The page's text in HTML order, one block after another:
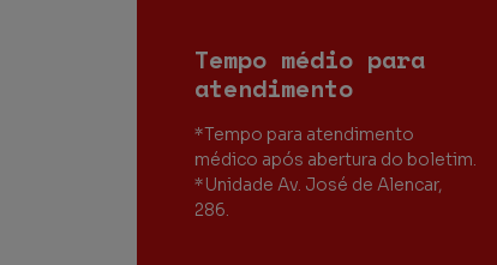
Tempo médio para
atendimento
*Tempo para atendimento
médico após abertura do boletim.
*Unidade Av. José de Alencar,
286.